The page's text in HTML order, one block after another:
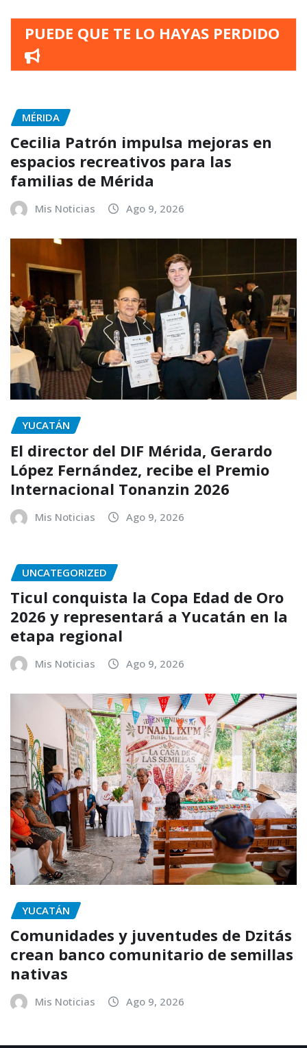
PUEDE QUE TE LO HAYAS PERDIDO
MÉRIDA
Cecilia Patrón impulsa mejoras en
espacios recreativos para las
familias de Mérida
Mis Noticias Ago 9, 2026
YUCATÁN
El director del DIF Mérida, Gerardo
López Fernández, recibe el Premio
Internacional Tonanzin 2026
Mis Noticias Ago 9, 2026
UNCATEGORIZED
Ticul conquista la Copa Edad de Oro
2026 y representará a Yucatán en la
etapa regional
Mis Noticias Ago 9, 2026
YUCATÁN
Comunidades y juventudes de Dzitás
crean banco comunitario de semillas
nativas
Mis Noticias Ago 9, 2026